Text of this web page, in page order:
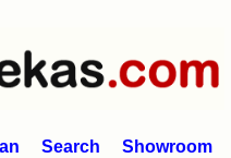
Search
Showroom